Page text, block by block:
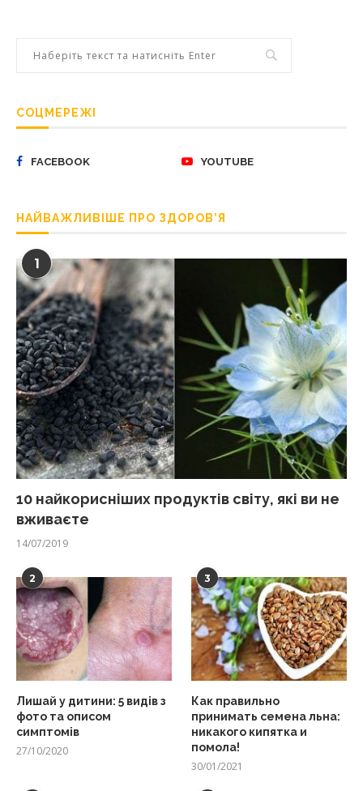
СОЦМЕРЕЖІ
FACEBOOK YOUTUBE
НАЙВАЖЛИВІШЕ ПРО ЗДОРОВ’Я
1
10 найкорисніших продуктів світу, які ви не
вживаєте
14/07/2019
2
Лишай у дитини: 5 видів з
фото та описом
симптомів
27/10/2020
3
Как правильно
принимать семена льна:
никакого кипятка и
помола!
30/01/2021